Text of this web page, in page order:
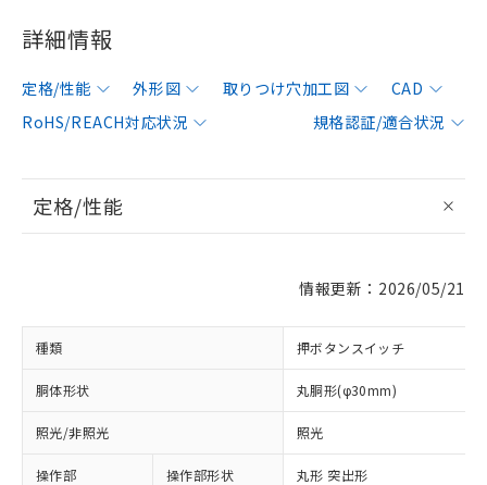
詳細情報
定格/性能 外形図 取りつけ穴加工図
CAD
RoHS/REACH対応状況
規格認証/適合状況
定格/性能
情報更新：2026/05/21
種類 押ボタンスイッチ
胴体形状 丸胴形(φ30mm)
照光/非照光 照光
操作部 操作部形状 丸形 突出形